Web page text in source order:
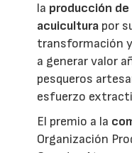
la producción de
acuicultura por
transformación
a generar valor
pesqueros
esfuerzo
El premio a la
Organización